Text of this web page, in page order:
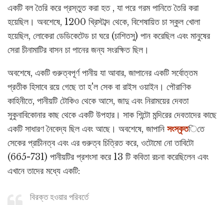
একটি বল তৈরি করে প্রস্তুত করা হত , যা পরে গরম পানিতে তৈরি করা
হয়েছিল। অবশেষে, 1200 খ্রিস্টাব্দ থেকে, বিশেষায়িত চা স্কুল খোলা
হয়েছিল, লোকেরা ডেডিকেটেড চা ঘরে (চাশিতসু) পান করেছিল এবং মানুষের
সেরা চীনামাটির বাসন চা পানের জন্য সংরক্ষিত ছিল।
অবশেষে, একটি গুরুত্বপূর্ণ পানীয় যা আবার, জাপানের একটি সর্বোত্তম
প্রতীক হিসাবে রয়ে গেছে তা হ'ল সেক বা রাইস ওয়াইন। পৌরাণিক
কাহিনীতে, পানীয়টি টোকিও থেকে আসে, জাদু এবং নিরাময়ের দেবতা
সুকুনাবিকোনার কাছ থেকে একটি উপহার। সাক শিন্টো মন্দিরের দেবতাদের কাছে
একটি সাধারণ নৈবেদ্য ছিল এবং আছে। অবশেষে, জাপানি সংস্কৃতিতে
সেকের প্রাচীনত্ব এবং এর গুরুত্ব চিত্রিত করে, ওটোমো নো তাবিটো
(665-731) পানীয়টির প্রশংসা করে 13 টি কবিতা রচনা করেছিলেন এবং
এখানে তাদের মধ্যে একটি:
বিরক্ত হওয়ার পরিবর্তে